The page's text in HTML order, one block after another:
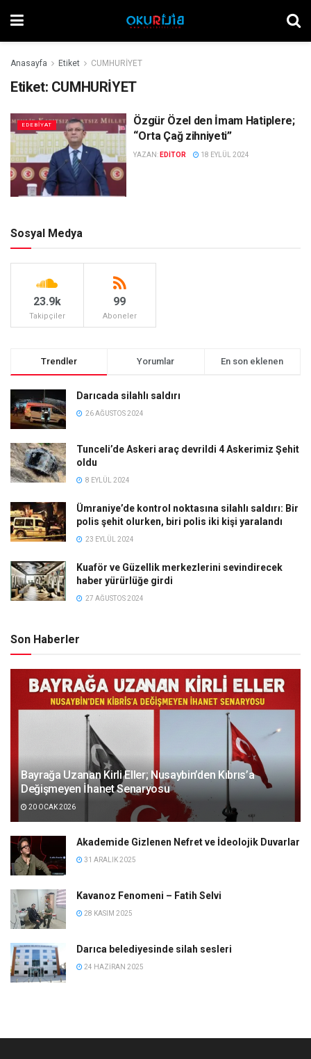
Anasayfa Etiket CUMHURİYET
Etiket: CUMHURİYET
EDEBIYAT
Özgür Özel den İmam Hatiplere;
“Orta Çağ zihniyeti”
YAZAN: EDITOR 18 EYLÜL 2024
Sosyal Medya
23.9k
Takipçiler
99
Aboneler
Trendler Yorumlar En son eklenen
Darıcada silahlı saldırı
26 AĞUSTOS 2024
Tunceli’de Askeri araç devrildi 4 Askerimiz Şehit
oldu
8 EYLÜL 2024
Ümraniye’de kontrol noktasına silahlı saldırı: Bir
polis şehit olurken, biri polis iki kişi yaralandı
23 EYLÜL 2024
Kuaför ve Güzellik merkezlerini sevindirecek
haber yürürlüğe girdi
27 AĞUSTOS 2024
Son Haberler
Bayrağa Uzanan Kirli Eller; Nusaybin’den Kıbrıs’a
Değişmeyen İhanet Senaryosu
20 OCAK 2026
Akademide Gizlenen Nefret ve İdeolojik Duvarlar
31 ARALIK 2025
Kavanoz Fenomeni – Fatih Selvi
28 KASIM 2025
Darıca belediyesinde silah sesleri
24 HAZIRAN 2025